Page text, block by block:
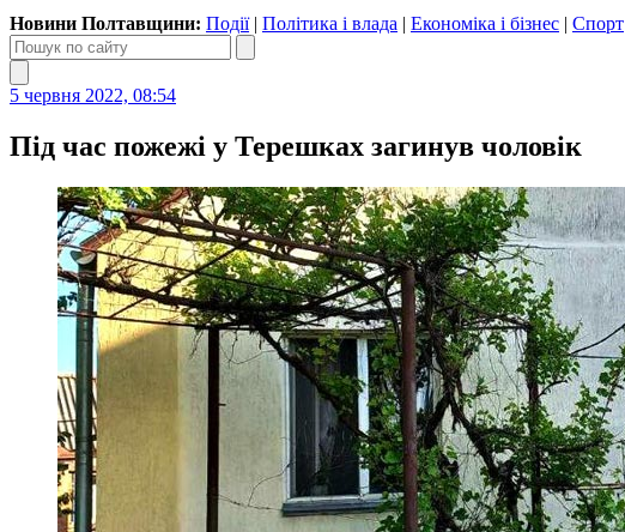
Новини Полтавщини: Події| Політика і влада | Економіка і бізнес | Спорт
5 червня 2022, 08:54
Під час пожежі у Терешках загинув чоловік